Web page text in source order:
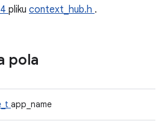
pliku context_hub.h .
pola
app_name